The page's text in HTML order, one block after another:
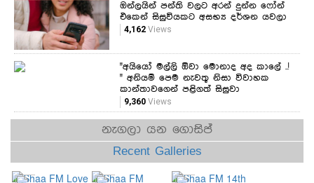
ඔන්ලයින් පන්ති වලට අරන් දුන්න ෆෝන්
එකෙන් සිසුවියකට අසභ්‍ය දර්ශන යවලා
4,162Views
"අයියෝ මල්ලි ඕවා මොනාද අද කාලේ ..!
" අනියම් පෙම නැවතූ නිසා විවාහක
කාන්තාවගෙන් පළිගත් සිසුවා
9,360Views
නැගලා යන ගොසිප්
Recent Galleries